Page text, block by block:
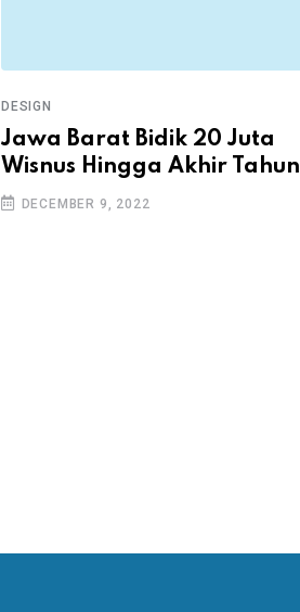
DESIGN
Jawa Barat Bidik 20 Juta
Wisnus Hingga Akhir Tahun
DECEMBER 9, 2022